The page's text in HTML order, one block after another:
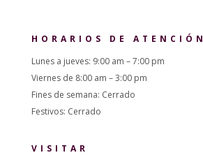
HORARIOS DE ATENCIÓN
Lunes a jueves: 9:00 am – 7:00 pm
Viernes de 8:00 am – 3:00 pm
Fines de semana: Cerrado
Festivos: Cerrado
VISITAR